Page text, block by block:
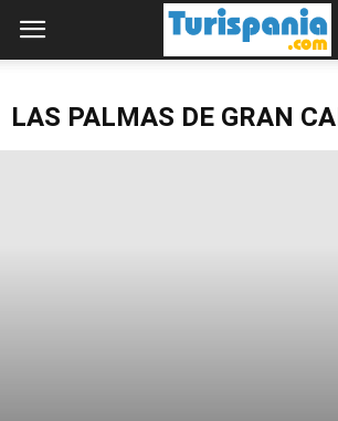
LAS PALMAS DE GRAN